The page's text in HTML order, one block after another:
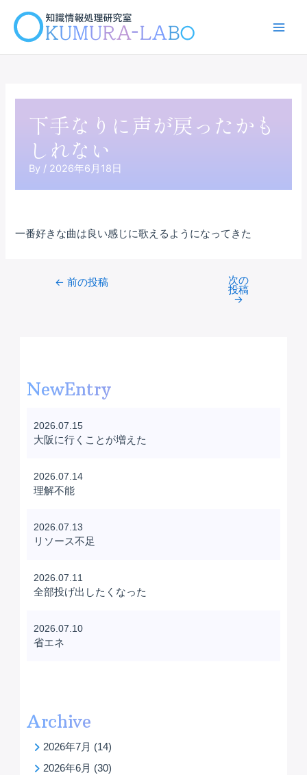
下手なりに声が戻ったかも
しれない
By / 2026年6月18日
一番好きな曲は良い感じに歌えるようになってきた
Post← 前の投稿 次の
投稿
→
NewEntry
2026.07.15
大阪に行くことが増えた
2026.07.14
理解不能
2026.07.13
リソース不足
2026.07.11
全部投げ出したくなった
2026.07.10
省エネ
Archive
2026年7月 (14)
2026年6月 (30)